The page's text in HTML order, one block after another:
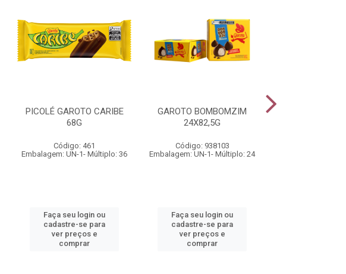
PICOLÉ GAROTO CARIBE
68G
Código: 461
Embalagem: UN-1- Múltiplo: 36
Faça seu login ou
cadastre-se para
ver preços e
comprar
GAROTO BOMBOMZIM
24X82,5G
Código: 938103
Embalagem: UN-1- Múltiplo: 24
Faça seu login ou
cadastre-se para
ver preços e
comprar